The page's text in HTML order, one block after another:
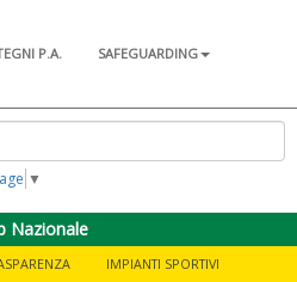
P.A.
SAFEGUARDING
▼
Nazionale
IMPIANTI SPORTIVI